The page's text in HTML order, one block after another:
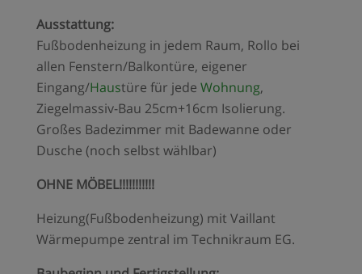
Ausstattung:
Fußbodenheizung in jedem Raum, Rollo bei
allen Fenstern/Balkontüre, eigener
Eingang/Haustüre für jede Wohnung,
Ziegelmassiv-Bau 25cm+16cm Isolierung.
Großes Badezimmer mit Badewanne oder
Dusche (noch selbst wählbar)
OHNE MÖBEL!!!!!!!!!!!
Heizung(Fußbodenheizung) mit Vaillant
Wärmepumpe zentral im Technikraum EG.